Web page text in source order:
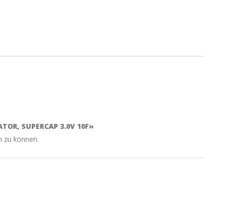
SUPERCAP 3.0V 10F»
zu können.